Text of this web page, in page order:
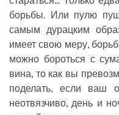
борьбы. Или пулю
самым дурацким
имеет свою меру,
можно бороться с
вина, то как вы
поделать, если ваш
неотвязчиво, день и